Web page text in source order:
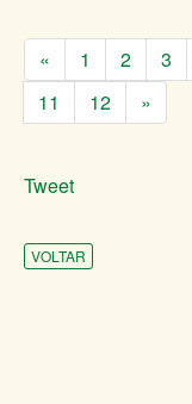
« 1 2 3
11
12 »
Tweet
VOLTAR